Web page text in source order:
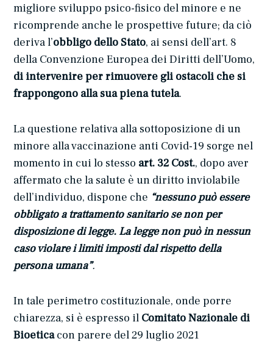
migliore sviluppo psico-fisico del minore e ne
ricomprende anche le prospettive future; da ciò
deriva l’obbligo dello Stato, ai sensi dell’art. 8
della Convenzione Europea dei Diritti dell’Uomo,
di intervenire per rimuovere gli ostacoli che si
frappongono alla sua piena tutela.
La questione relativa alla sottoposizione di un
minore alla vaccinazione anti Covid-19 sorge nel
momento in cui lo stesso art. 32 Cost., dopo aver
affermato che la salute è un diritto inviolabile
dell’individuo, dispone che “nessuno può essere
obbligato a trattamento sanitario se non per
disposizione di legge. La legge non può in nessun
caso violare i limiti imposti dal rispetto della
persona umana”.
In tale perimetro costituzionale, onde porre
chiarezza, si è espresso il Comitato Nazionale di
Bioeticacon parere del 29 luglio 2021